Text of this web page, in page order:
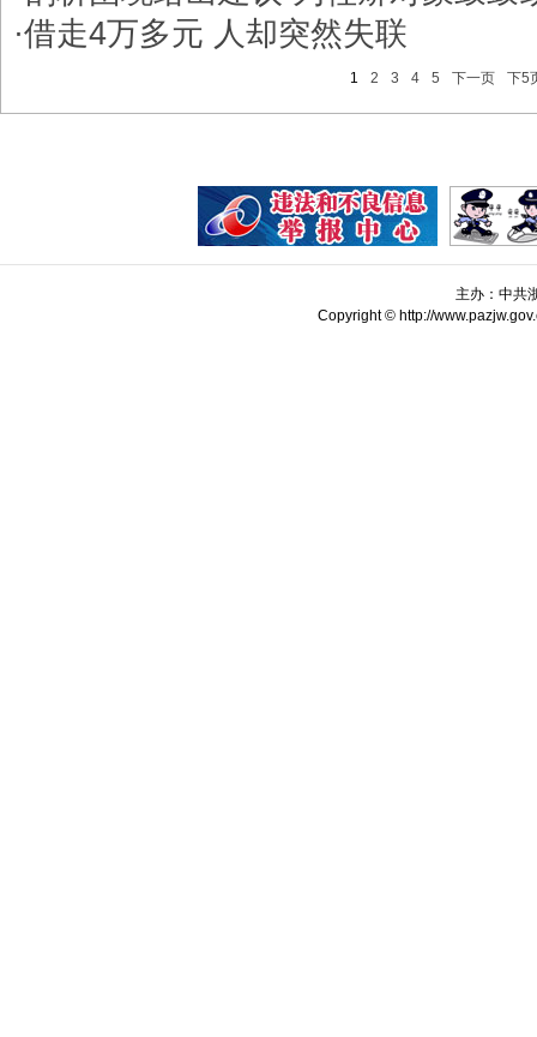
·借走4万多元 人却突然失联
1 2 3 4 5 下一页 下5
主办：中共
Copyright © http://